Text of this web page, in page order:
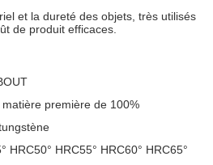
et la dureté des objets, très utilisés
de produit efficaces.
première de 100%
HRC50° HRC55° HRC60° HRC65°